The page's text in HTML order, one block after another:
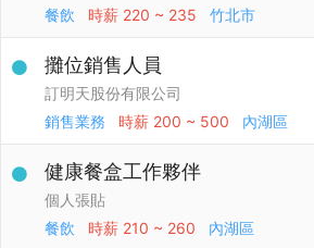
餐飲
時薪 220 ~ 235 竹北市
攤位銷售人員
訂明天股份有限公司
銷售業務
時薪 200 ~ 500 內湖區
健康餐盒工作夥伴
個人張貼
餐飲
時薪 210 ~ 260 內湖區